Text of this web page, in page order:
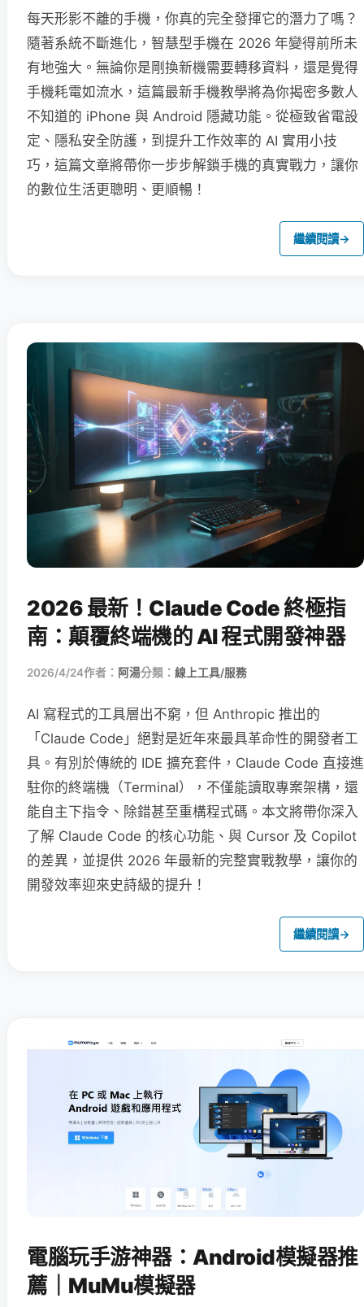
每天形影不離的手機，你真的完全發揮它的潛力了嗎？
隨著系統不斷進化，智慧型手機在 2026 年變得前所未
有地強大。無論你是剛換新機需要轉移資料，還是覺得
手機耗電如流水，這篇最新手機教學將為你揭密多數人
不知道的 iPhone 與 Android 隱藏功能。從極致省電設
定、隱私安全防護，到提升工作效率的 AI 實用小技
巧，這篇文章將帶你一步步解鎖手機的真實戰力，讓你
的數位生活更聰明、更順暢！
繼續閱讀→
2026 最新！Claude Code 終極指
南：顛覆終端機的 AI 程式開發神器
2026/4/24作者： 阿湯分類： 線上工具/服務
AI 寫程式的工具層出不窮，但 Anthropic 推出的
「Claude Code」絕對是近年來最具革命性的開發者工
具。有別於傳統的 IDE 擴充套件，Claude Code 直接進
駐你的終端機（Terminal），不僅能讀取專案架構，還
能自主下指令、除錯甚至重構程式碼。本文將帶你深入
了解 Claude Code 的核心功能、與 Cursor 及 Copilot
的差異，並提供 2026 年最新的完整實戰教學，讓你的
開發效率迎來史詩級的提升！
繼續閱讀→
電腦玩手游神器：Android模擬器推
薦｜MuMu模擬器